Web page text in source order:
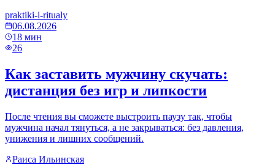
praktiki-i-ritualy
06.08.2026
18 мин
26
Как заставить мужчину скучать:
дистанция без игр и липкости
После чтения вы сможете выстроить паузу так, чтобы
мужчина начал тянуться, а не закрываться: без давления,
унижения и лишних сообщений.
Раиса Ильинская